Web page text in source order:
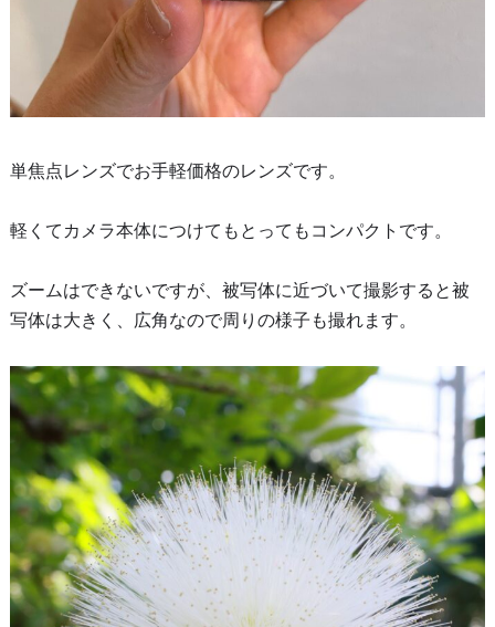
単焦点レンズでお手軽価格のレンズです。
軽くてカメラ本体につけてもとってもコンパクトです。
ズームはできないですが、被写体に近づいて撮影すると被
写体は大きく、広角なので周りの様子も撮れます。